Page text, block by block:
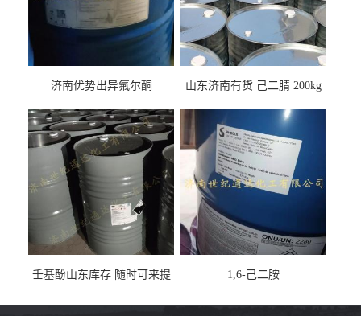
济南优势出异氟尔酮
山东济南有货 己二腈 200kg
壬基酚山东库存 随时可来提
1,6-己二胺